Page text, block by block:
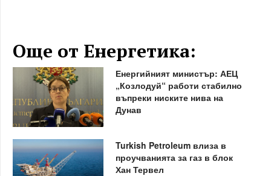
Още от Енергетика:
Енергийният министър: АЕЦ
„Козлодуй“ работи стабилно
въпреки ниските нива на
Дунав
Turkish Petroleum влиза в
проучванията за газ в блок
Хан Тервел